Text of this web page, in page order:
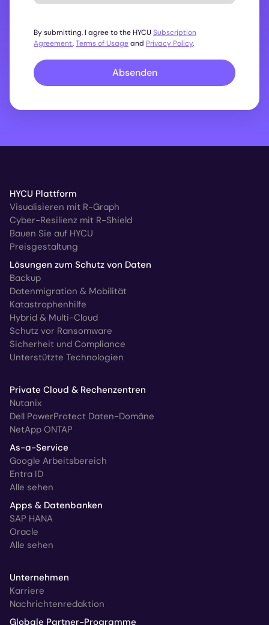
By submitting, I agree to the HYCU Subscription
Agreement,Terms of Usageand Privacy Policy.
Absenden
HYCU Plattform
Visualisieren mit R-Graph
Cyber-Resilienz mit R-Shield
Bauen Sie auf HYCU
Preisgestaltung
Lösungen zum Schutz von Daten
Backup
Datenmigration & Mobilität
Katastrophenhilfe
Hybrid & Multi-Cloud
Schutz vor Ransomware
Sicherheit und Compliance
Unterstützte Technologien
Private Cloud & Rechenzentren
Nutanix
Dell PowerProtect Daten-Domäne
NetApp ONTAP
As-a-Service
Google Arbeitsbereich
Entra ID
Alle sehen
Apps & Datenbanken
SAP HANA
Oracle
Alle sehen
Unternehmen
Karriere
Nachrichtenredaktion
Globale Partner-Programme